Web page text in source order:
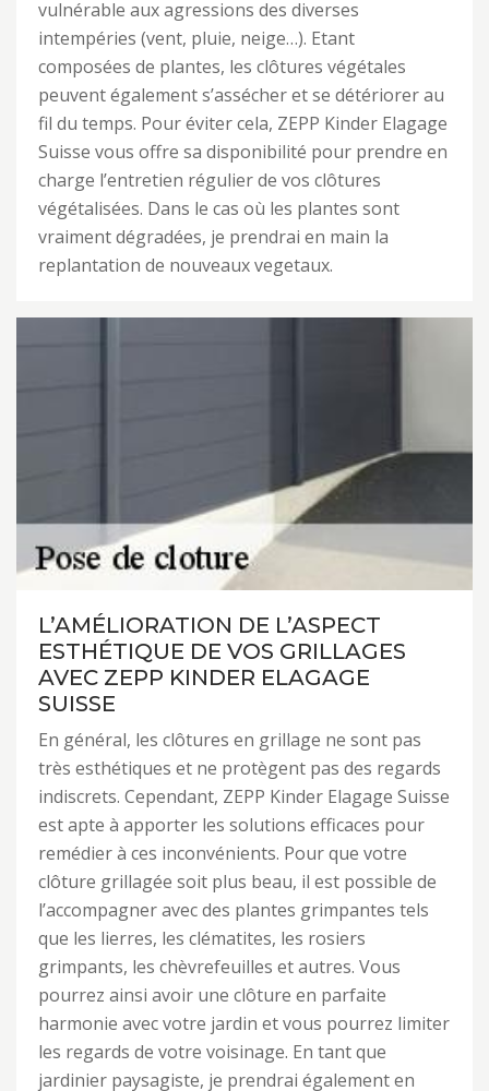
vulnérable aux agressions des diverses
intempéries (vent, pluie, neige…). Etant
composées de plantes, les clôtures végétales
peuvent également s’assécher et se détériorer au
fil du temps. Pour éviter cela, ZEPP Kinder Elagage
Suisse vous offre sa disponibilité pour prendre en
charge l’entretien régulier de vos clôtures
végétalisées. Dans le cas où les plantes sont
vraiment dégradées, je prendrai en main la
replantation de nouveaux vegetaux.
L’AMÉLIORATION DE L’ASPECT
ESTHÉTIQUE DE VOS GRILLAGES
AVEC ZEPP KINDER ELAGAGE
SUISSE
En général, les clôtures en grillage ne sont pas
très esthétiques et ne protègent pas des regards
indiscrets. Cependant, ZEPP Kinder Elagage Suisse
est apte à apporter les solutions efficaces pour
remédier à ces inconvénients. Pour que votre
clôture grillagée soit plus beau, il est possible de
l’accompagner avec des plantes grimpantes tels
que les lierres, les clématites, les rosiers
grimpants, les chèvrefeuilles et autres. Vous
pourrez ainsi avoir une clôture en parfaite
harmonie avec votre jardin et vous pourrez limiter
les regards de votre voisinage. En tant que
jardinier paysagiste, je prendrai également en